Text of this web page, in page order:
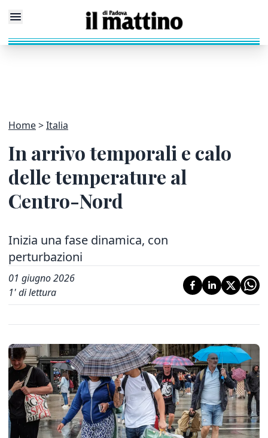
Home Italia
In arrivo temporali e calo
delle temperature al
Centro-Nord
Inizia una fase dinamica, con
perturbazioni
01 giugno 2026
1' di lettura